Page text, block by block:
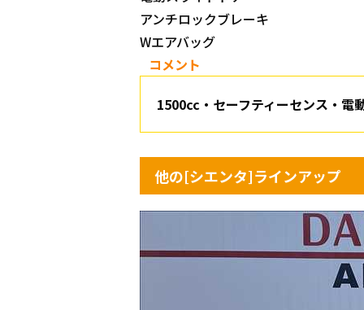
アンチロックブレーキ
Wエアバッグ
コメント
1500cc・セーフティーセンス・電
他の[シエンタ]ラインアップ